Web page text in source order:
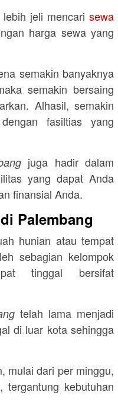
jeli mencari sewa
harga sewa yang
semakin banyaknya
semakin bersaing
Alhasil, semakin
fasiltias yang
juga hadir dalam
yang dapat Anda
finansial Anda.
Palembang
hunian atau tempat
sebagian kelompok
tinggal bersifat
telah lama menjadi
di luar kota sehingga
mulai dari per minggu,
kebutuhan